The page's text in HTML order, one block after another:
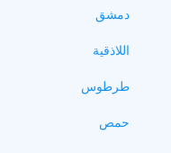
دمشق
اللاذقية
طرطوس
حمص